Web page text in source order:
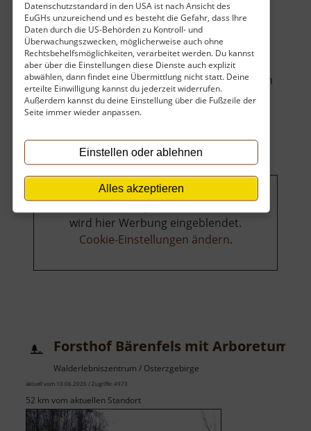
Datenschutzstandard in den USA ist nach Ansicht des
EuGHs unzureichend und es besteht die Gefahr, dass Ihre
Daten durch die US-Behörden zu Kontroll- und
Überwachungszwecken, möglicherweise auch ohne
Rechtsbehelfsmöglichkeiten, verarbeitet werden. Du kannst
aber über die Einstellungen diese Dienste auch explizit
abwählen, dann findet eine Übermittlung nicht statt. Deine
erteilte Einwilligung kannst du jederzeit widerrufen.
Außerdem kannst du deine Einstellung über die Fußzeile der
Seite immer wieder anpassen.
Einstellen oder ablehnen
Alles akzeptieren
Hier findet der Wanderer neben sonnigen
Bergwiesen einen Grillplatz mit
Wassertretbecken. Bänke laden zum Verweilen
ein... »weiterlesenüber
Altes
Um dieses Projekt zu finanzieren,
wird hier Werbung eingeblendet.
Cookie-Einstellungen ändern.
Forsthof Bärenfels mit Arboretum
Walderlebniszentrum / Osterzgebirge
aktuell vom 10.06.2026 / Zugriffe: 4973
52 km vom aktuellen Standort